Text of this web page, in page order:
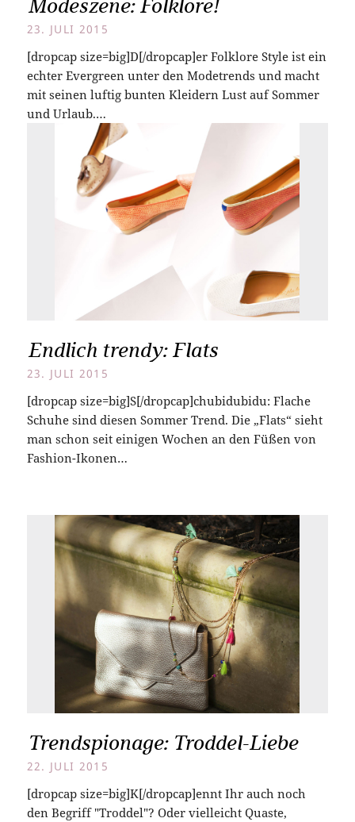
Modeszene: Folklore!
23. JULI 2015
[dropcap size=big]D[/dropcap]er Folklore Style ist ein
echter Evergreen unter den Modetrends und macht
mit seinen luftig bunten Kleidern Lust auf Sommer
und Urlaub.…
Endlich trendy: Flats
23. JULI 2015
[dropcap size=big]S[/dropcap]chubidubidu: Flache
Schuhe sind diesen Sommer Trend. Die „Flats“ sieht
man schon seit einigen Wochen an den Füßen von
Fashion-Ikonen…
Trendspionage: Troddel-Liebe
22. JULI 2015
[dropcap size=big]K[/dropcap]ennt Ihr auch noch
den Begriff "Troddel"? Oder vielleicht Quaste,